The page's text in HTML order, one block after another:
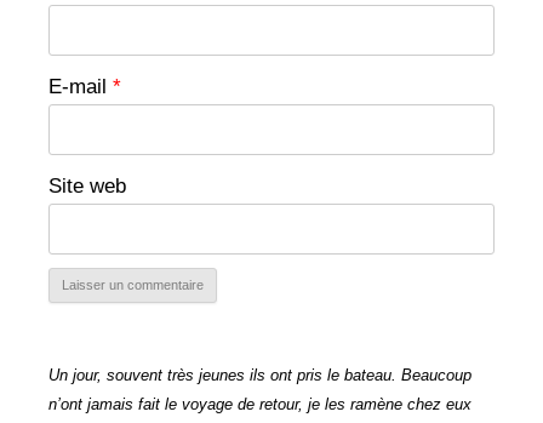
E-mail *
Site web
Un jour, souvent très jeunes ils ont pris le bateau. Beaucoup
n’ont jamais fait le voyage de retour, je les ramène chez eux